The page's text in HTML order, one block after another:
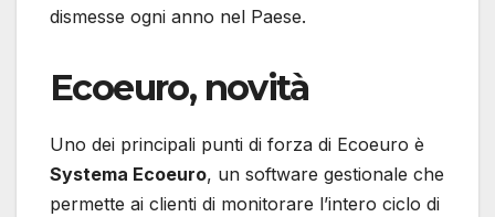
dismesse ogni anno nel Paese.
Ecoeuro, novità
Uno dei principali punti di forza di Ecoeuro è
Systema Ecoeuro, un software gestionale che
permette ai clienti di monitorare l’intero ciclo di